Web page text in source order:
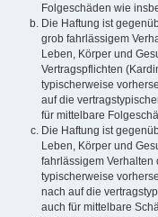
Folgeschäden wie
Die Haftung ist
grob fahrlässigem
Leben, Körper und
Vertragspflichten
typischerweise
auf die
für mittelbare
Die Haftung ist
Leben, Körper und
fahrlässigem Verhalten
typischerweise
nach auf die
auch für mittelbare